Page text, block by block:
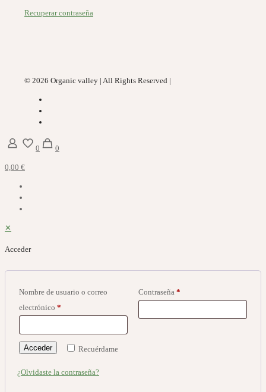
Recuperar contraseña
© 2026 Organic valley | All Rights Reserved |
0 0
0,00 €
✕
Acceder
Nombre de usuario o correo
electrónico *
Contraseña *
Recuérdame
Acceder
¿Olvidaste la contraseña?